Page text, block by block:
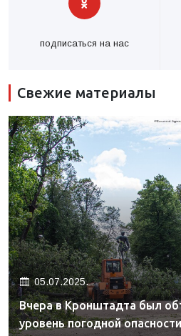
подписаться на нас
Свежие материалы
05.07.2025.
Вчера в Кронштадта был
уровень погодной опасности